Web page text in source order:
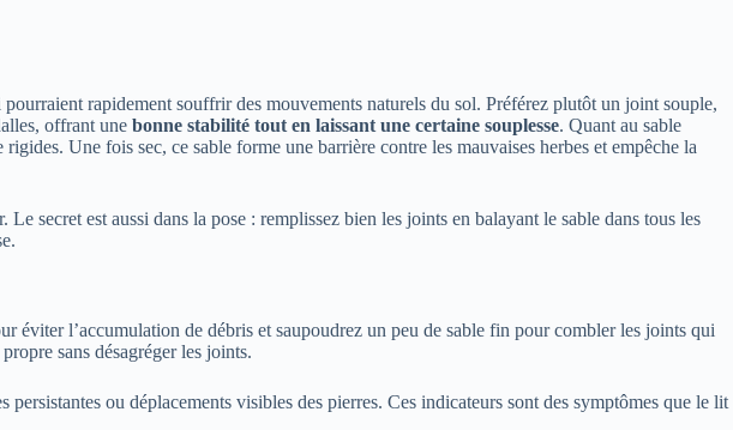
rapidement souffrir des mouvements naturels du sol. Préférez plutôt un joint souple,
offrant une bonne stabilité tout en laissant une certaine souplesse. Quant au sable
Une fois sec, ce sable forme une barrière contre les mauvaises herbes et empêche la
secret est aussi dans la pose : remplissez bien les joints en balayant le sable dans tous les
éviter l’accumulation de débris et saupoudrez un peu de sable fin pour combler les joints qui
sans désagréger les joints.
ou déplacements visibles des pierres. Ces indicateurs sont des symptômes que le lit